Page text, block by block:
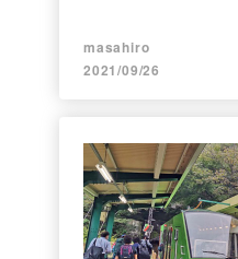
masahiro
2021/09/26